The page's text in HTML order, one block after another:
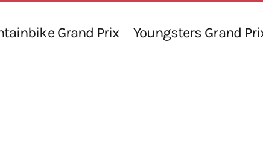
Grand Prix Youngsters Grand